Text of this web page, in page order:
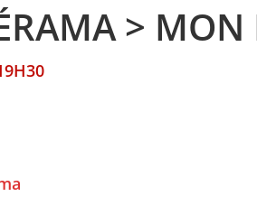
> MON